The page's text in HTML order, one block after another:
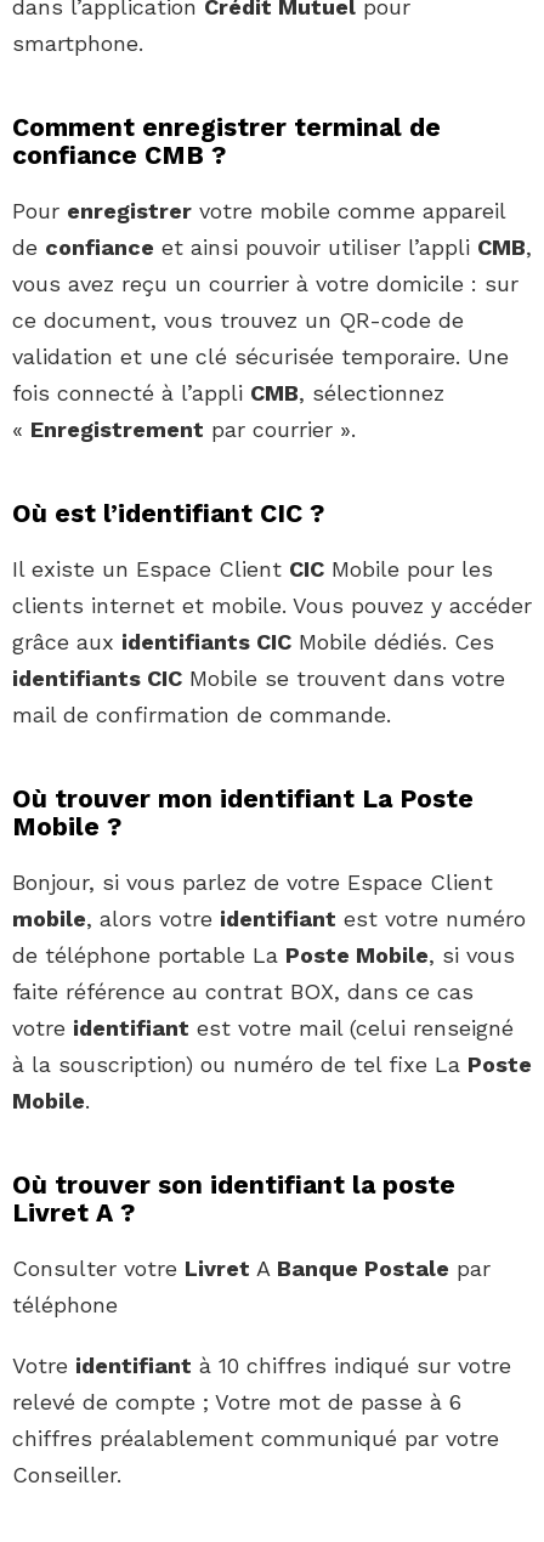
dans l’application Crédit Mutuel pour
smartphone.
Comment enregistrer terminal de
confiance CMB ?
Pour enregistrer votre mobile comme appareil
de confiance et ainsi pouvoir utiliser l’appli CMB,
vous avez reçu un courrier à votre domicile : sur
ce document, vous trouvez un QR-code de
validation et une clé sécurisée temporaire. Une
fois connecté à l’appli CMB, sélectionnez
« Enregistrement par courrier ».
Où est l’identifiant CIC ?
Il existe un Espace Client CIC Mobile pour les
clients internet et mobile. Vous pouvez y accéder
grâce aux identifiants CIC Mobile dédiés. Ces
identifiants CIC Mobile se trouvent dans votre
mail de confirmation de commande.
Où trouver mon identifiant La Poste
Mobile ?
Bonjour, si vous parlez de votre Espace Client
mobile, alors votre identifiant est votre numéro
de téléphone portable La Poste Mobile, si vous
faite référence au contrat BOX, dans ce cas
votre identifiant est votre mail (celui renseigné
à la souscription) ou numéro de tel fixe La Poste
Mobile.
Où trouver son identifiant la poste
Livret A ?
Consulter votre Livret A Banque Postale par
téléphone
Votre identifiant à 10 chiffres indiqué sur votre
relevé de compte ; Votre mot de passe à 6
chiffres préalablement communiqué par votre
Conseiller.